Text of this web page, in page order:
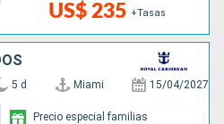
US$ 235 +Tasas
5 d Miami 15/04/2027
Precio especial familias